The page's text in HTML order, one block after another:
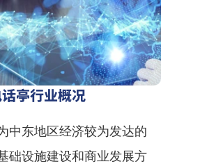
亭行业概况
中东地区经济较为发达的
础设施建设和商业发展方